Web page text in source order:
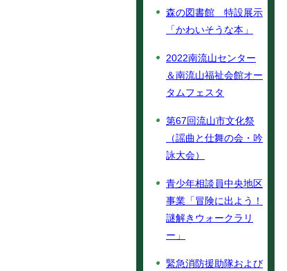
森の図書館 特設展示
「かわいそうな本」
2022南流山センター
＆南流山福祉会館オー
タムフェスタ
第67回流山市文化祭
（謡曲と仕舞の会・吟
詠大会）
青少年相談員中央地区
事業「冒険に出よう！
謎解きウォークラリ
ー」
緊急消防援助隊および